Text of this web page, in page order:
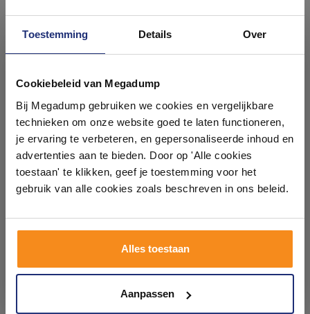
Toestemming Details Over
Cookiebeleid van Megadump
Bij Megadump gebruiken we cookies en vergelijkbare
technieken om onze website goed te laten functioneren,
je ervaring te verbeteren, en gepersonaliseerde inhoud en
advertenties aan te bieden. Door op 'Alle cookies
toestaan' te klikken, geef je toestemming voor het
gebruik van alle cookies zoals beschreven in ons beleid.
Alles toestaan
Aanpassen
collection 23,8 x 122,9 x 0,2
cm Houtlook Malta
(Doosinhoud: 4,1 m2)
146,35
120,95
collection 23,8 x 122,9 x 0,2
cm Houtlook Corfu
(Doosinhoud: 4,1 m2)
120,95
badkamers in onze 1000 m²
showroom
Laat je inspireren door 21 volledig ingerichte
badkameropstellingen – van compact tot luxe. Onze
ervaren adviseurs helpen je persoonlijk, en je vindt
tegels & sanitair direct uit voorraad. Gratis parkeren
op eigen terrein.
Kom langs en ervaar zelf het verschil!